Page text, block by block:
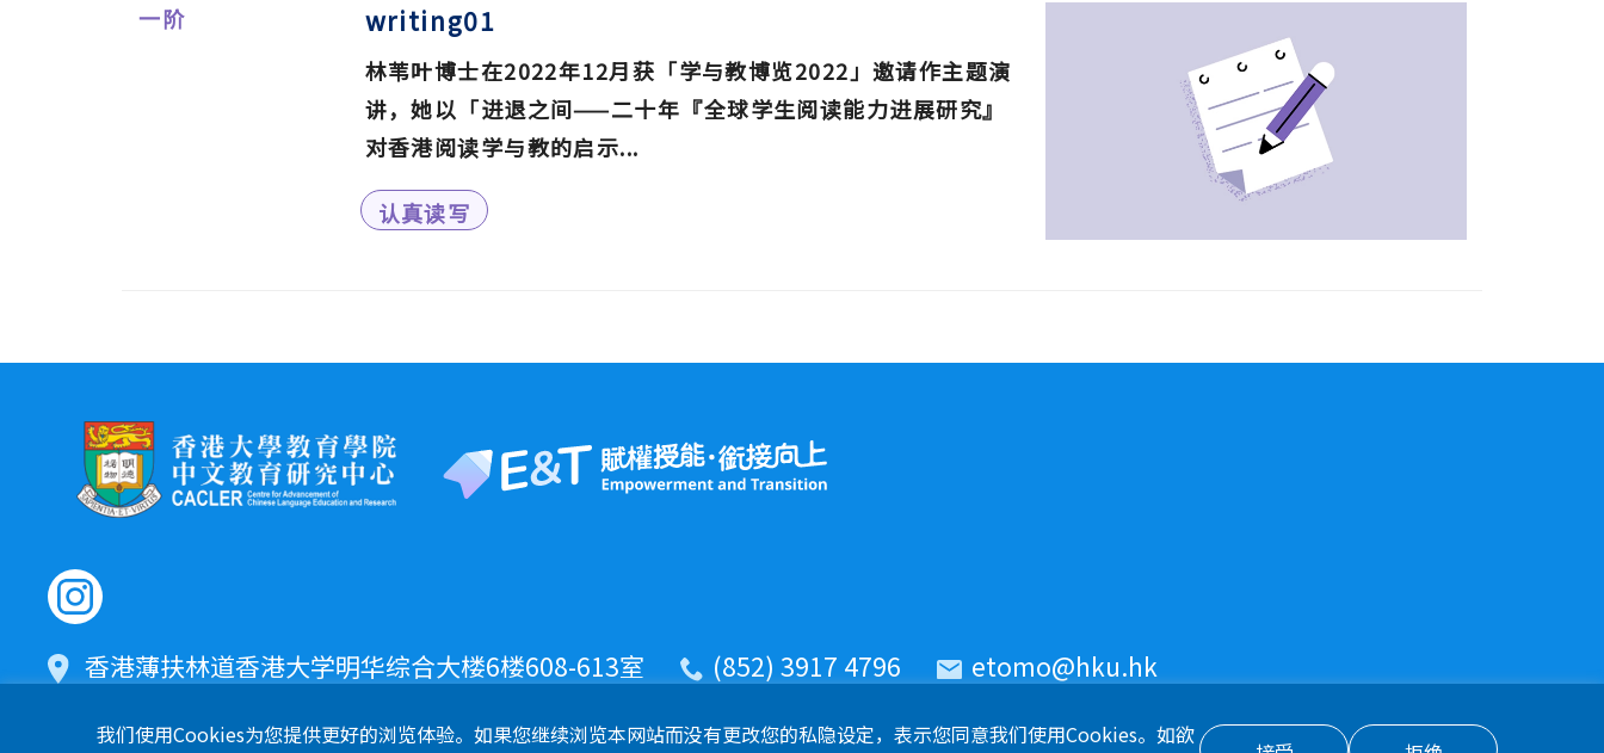
我们使用Cookies为您提供更好的浏览体验。如果您继续浏览本网站而没有更改您的私隐设定，表示您同意我们使用Cookies。如欲
一阶 writing01
林苇叶博士在2022年12月获「学与教博览2022」邀请作主题演
讲，她以「进退之间——二十年『全球学生阅读能力进展研究』
对香港阅读学与教的启示...
认真读写
香港薄扶林道香港大学明华综合大楼6楼608-613室 (852) 3917 4796 etomo@hku.hk
版权所有 © 2024 优质教育基金 香港大学教育学院 隐私权政策